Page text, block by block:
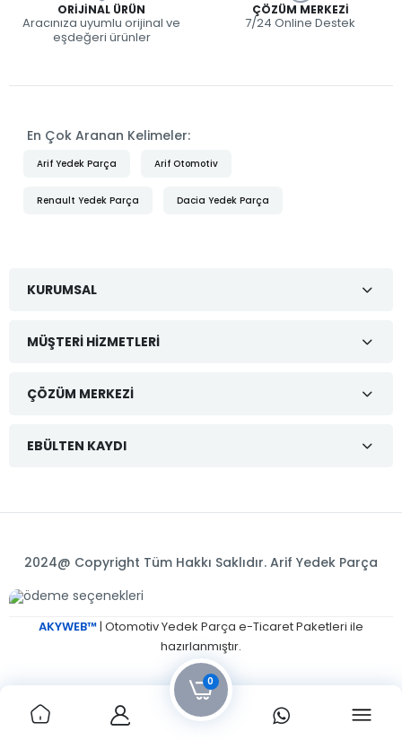
ORIJINAL ÜRÜN
Aracınıza uyumlu orijinal ve
eşdeğeri ürünler
ÇÖZÜM MERKEZI
7/24 Online Destek
En Çok Aranan Kelimeler:
Arif Yedek Parça Arif Otomotiv
Renault Yedek Parça Dacia Yedek Parça
KURUMSAL
MÜŞTERI HIZMETLERI
ÇÖZÜM MERKEZI
EBÜLTEN KAYDI
2024@ Copyright Tüm Hakkı Saklıdır. Arif Yedek Parça
AKYWEB™| Otomotiv Yedek Parça e-Ticaret Paketleri ile
hazırlanmıştır.
0